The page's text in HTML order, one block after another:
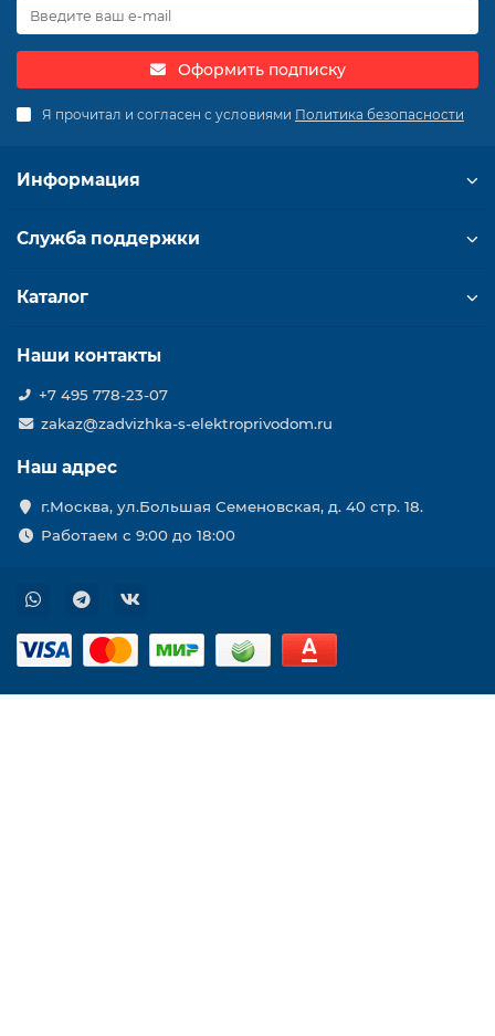
Оформить подписку
Я прочитал и согласен с условиями Политика безопасности
Информация
Служба поддержки
Каталог
Наши контакты
+7 495 778-23-07
zakaz@zadvizhka-s-elektroprivodom.ru
Наш адрес
г.Москва, ул.Большая Семеновская, д. 40 стр. 18.
Работаем с 9:00 до 18:00